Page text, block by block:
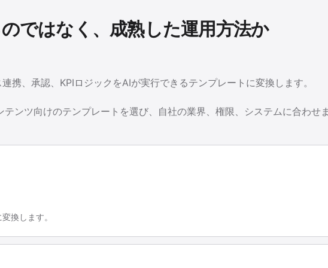
ではなく、成熟した運用方法か
携、承認、KPIロジックをAIが実行できるテンプレートに変換します。
ンツ向けのテンプレートを選び、自社の業界、権限、システムに合わせ
換します。